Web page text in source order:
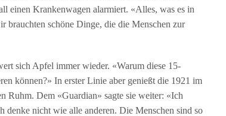
einen Krankenwagen alarmiert. «Alles, was es in
brauchten schöne Dinge, die die Menschen zur
sich Apfel immer wieder. «Warum diese 15-
können?» In erster Linie aber genießt die 1921 im
Ruhm. Dem «Guardian» sagte sie weiter: «Ich
denke nicht wie alle anderen. Die Menschen sind so